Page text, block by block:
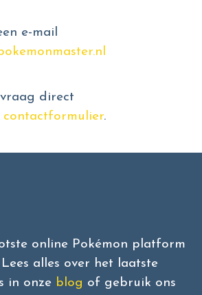
e-mail
direct
contactformulier.
online Pokémon platform
alles over het laatste
in onze blog of gebruik ons